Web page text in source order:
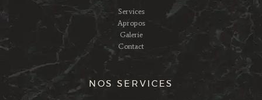
Services
Apropos
Galerie
Contact
NOS SERVICES